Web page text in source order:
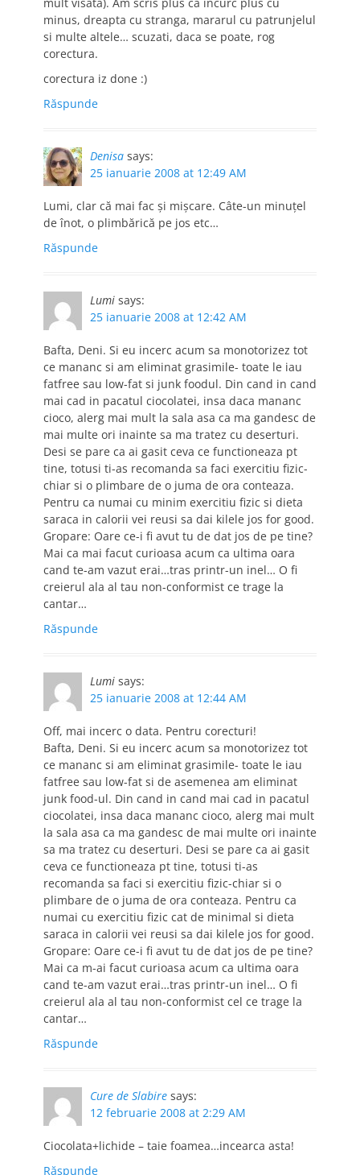
minus, dreapta cu stranga, mararul cu patrunjelul
si multe altele… scuzati, daca se poate, rog
corectura.
corectura iz done :)
Răspunde
Denisa says:
25 ianuarie 2008 at 12:49 AM
Lumi, clar că mai fac şi mişcare. Câte-un minuţel
de înot, o plimbărică pe jos etc…
Răspunde
Lumi says:
25 ianuarie 2008 at 12:42 AM
Bafta, Deni. Si eu incerc acum sa monotorizez tot
ce mananc si am eliminat grasimile- toate le iau
fatfree sau low-fat si junk foodul. Din cand in cand
mai cad in pacatul ciocolatei, insa daca mananc
cioco, alerg mai mult la sala asa ca ma gandesc de
mai multe ori inainte sa ma tratez cu deserturi.
Desi se pare ca ai gasit ceva ce functioneaza pt
tine, totusi ti-as recomanda sa faci exercitiu fizic-
chiar si o plimbare de o juma de ora conteaza.
Pentru ca numai cu minim exercitiu fizic si dieta
saraca in calorii vei reusi sa dai kilele jos for good.
Gropare: Oare ce-i fi avut tu de dat jos de pe tine?
Mai ca mai facut curioasa acum ca ultima oara
cand te-am vazut erai…tras printr-un inel… O fi
creierul ala al tau non-conformist ce trage la
cantar…
Răspunde
Lumi says:
25 ianuarie 2008 at 12:44 AM
Off, mai incerc o data. Pentru corecturi!
Bafta, Deni. Si eu incerc acum sa monotorizez tot
ce mananc si am eliminat grasimile- toate le iau
fatfree sau low-fat si de asemenea am eliminat
junk food-ul. Din cand in cand mai cad in pacatul
ciocolatei, insa daca mananc cioco, alerg mai mult
la sala asa ca ma gandesc de mai multe ori inainte
sa ma tratez cu deserturi. Desi se pare ca ai gasit
ceva ce functioneaza pt tine, totusi ti-as
recomanda sa faci si exercitiu fizic-chiar si o
plimbare de o juma de ora conteaza. Pentru ca
numai cu exercitiu fizic cat de minimal si dieta
saraca in calorii vei reusi sa dai kilele jos for good.
Gropare: Oare ce-i fi avut tu de dat jos de pe tine?
Mai ca m-ai facut curioasa acum ca ultima oara
cand te-am vazut erai…tras printr-un inel… O fi
creierul ala al tau non-conformist cel ce trage la
cantar…
Răspunde
Cure de Slabire says:
12 februarie 2008 at 2:29 AM
Ciocolata+lichide – taie foamea…incearca asta!
Răspunde